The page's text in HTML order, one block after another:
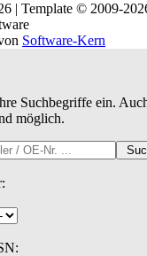
| Template © 2009-
Software-Kern
Suchbegriffe ein.
möglich.